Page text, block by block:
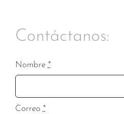
Contáctanos:
Nombre *
Correo *